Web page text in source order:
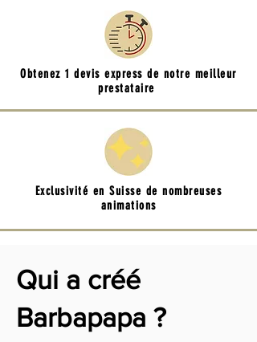
Obtenez 1 devis express de notre meilleur
prestataire
Exclusivité en Suisse de nombreuses
animations
Qui a créé
Barbapapa ?